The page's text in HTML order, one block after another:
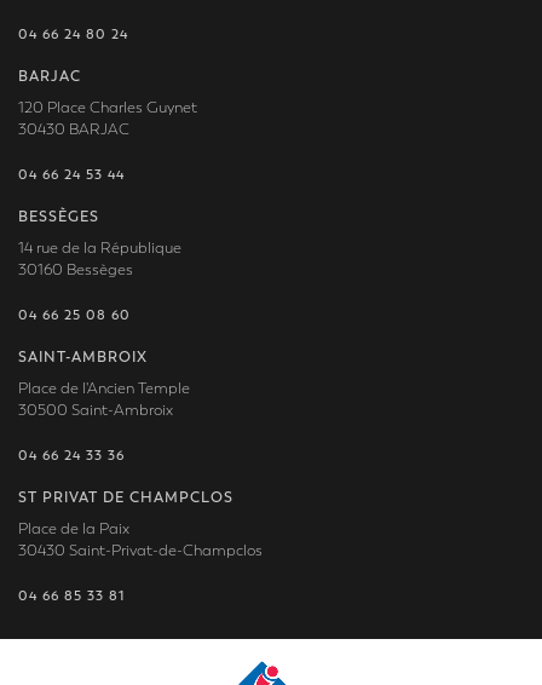
04 66 24 80 24
BARJAC
120 Place Charles Guynet
30430 BARJAC
04 66 24 53 44
BESSÈGES
14 rue de la République
30160 Bessèges
04 66 25 08 60
SAINT-AMBROIX
Place de l'Ancien Temple
30500 Saint-Ambroix
04 66 24 33 36
ST PRIVAT DE CHAMPCLOS
Place de la Paix
30430 Saint-Privat-de-Champclos
04 66 85 33 81